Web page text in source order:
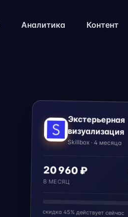
Аналитика Контент
Экстерьерная
визуализация
Skillbox · 4 месяца
20 960 ₽
В МЕСЯЦ
скидка 45% действует сейчас